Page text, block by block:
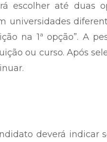
escolher até duas
universidades
na 1ª opção”. A
ou curso. Após
deverá indicar